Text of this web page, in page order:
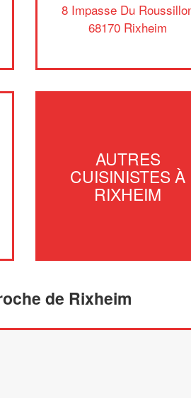
8 Impasse Du
68170 Rixheim
AUTRES
CUISINISTES À
RIXHEIM
de Rixheim